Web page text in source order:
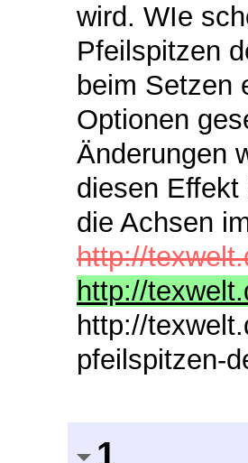
wird. WIe
Pfeilspitzen
beim Setzen
Optionen
Änderungen
diesen
die Achsen
http://
http://
http://
pfeilspitzen-
1